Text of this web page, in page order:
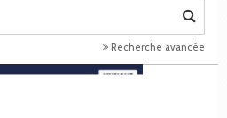
Recherche avancée